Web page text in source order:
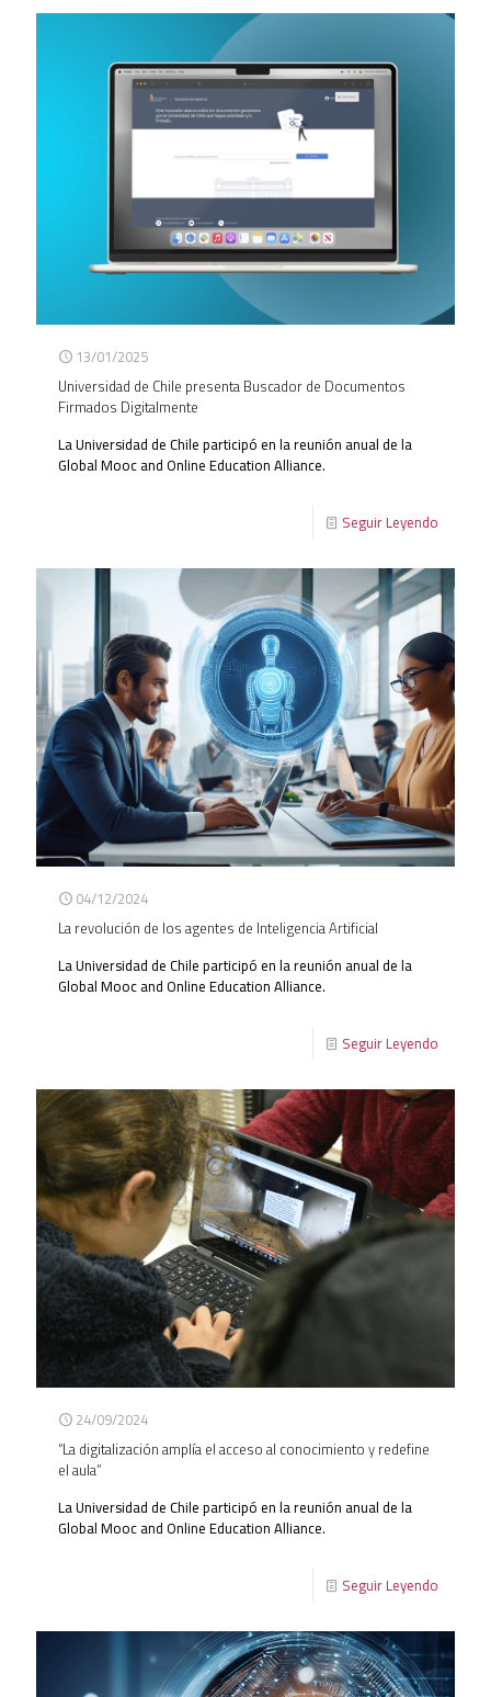
13/01/2025
Universidad de Chile presenta Buscador de Documentos
Firmados Digitalmente
La Universidad de Chile participó en la reunión anual de la
Global Mooc and Online Education Alliance.
Seguir Leyendo
04/12/2024
La revolución de los agentes de Inteligencia Artificial
La Universidad de Chile participó en la reunión anual de la
Global Mooc and Online Education Alliance.
Seguir Leyendo
24/09/2024
“La digitalización amplía el acceso al conocimiento y redefine
el aula”
La Universidad de Chile participó en la reunión anual de la
Global Mooc and Online Education Alliance.
Seguir Leyendo